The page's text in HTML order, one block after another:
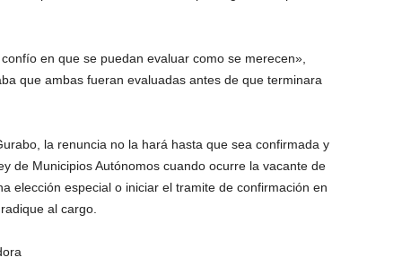
en que se puedan evaluar como se merecen»,
que ambas fueran evaluadas antes de que terminara
la renuncia no la hará hasta que sea confirmada y
de Municipios Autónomos cuando ocurre la vacante de
elección especial o iniciar el tramite de confirmación en
al cargo.